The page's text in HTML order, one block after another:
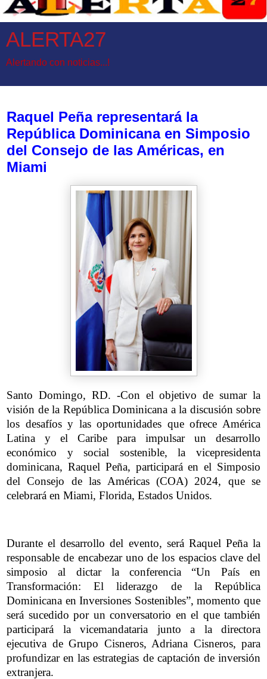
ALERTA27
Alertando con noticias...!
Raquel Peña representará la
República Dominicana en Simposio
del Consejo de las Américas, en
Miami
Santo Domingo, RD. -Con el objetivo de sumar la
visión de la República Dominicana a la discusión sobre
los desafíos y las oportunidades que ofrece América
Latina y el Caribe para impulsar un desarrollo
económico y social sostenible, la vicepresidenta
dominicana, Raquel Peña, participará en el Simposio
del Consejo de las Américas (COA) 2024, que se
celebrará en Miami, Florida, Estados Unidos.
Durante el desarrollo del evento, será Raquel Peña la
responsable de encabezar uno de los espacios clave del
simposio al dictar la conferencia “Un País en
Transformación: El liderazgo de la República
Dominicana en Inversiones Sostenibles”, momento que
será sucedido por un conversatorio en el que también
participará la vicemandataria junto a la directora
ejecutiva de Grupo Cisneros, Adriana Cisneros, para
profundizar en las estrategias de captación de inversión
extranjera.